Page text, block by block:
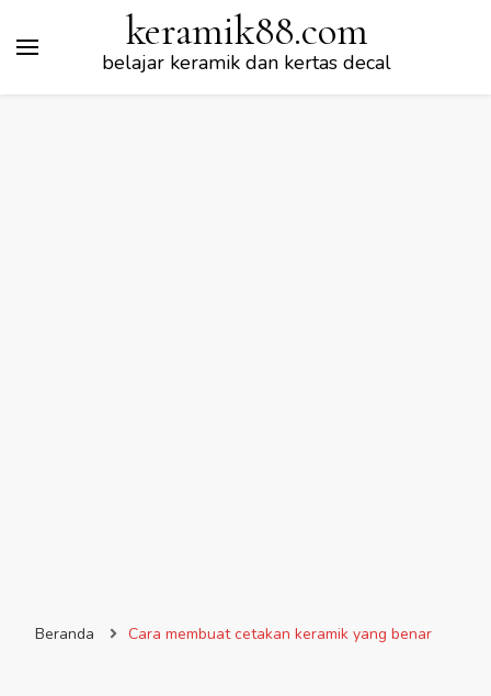
keramik88.com
belajar keramik dan kertas decal
Beranda Cara membuat cetakan keramik yang benar